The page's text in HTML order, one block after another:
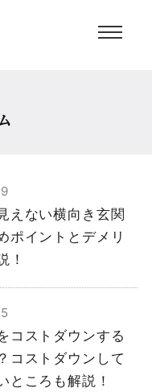
えない横向き玄関
ポイントとデメリ
！
コストダウンする
コストダウンして
ところも解説！